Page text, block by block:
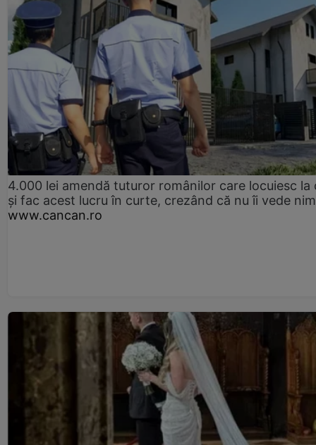
4.000 lei amendă tuturor românilor care locuiesc la
și fac acest lucru în curte, crezând că nu îi vede
www.cancan.ro